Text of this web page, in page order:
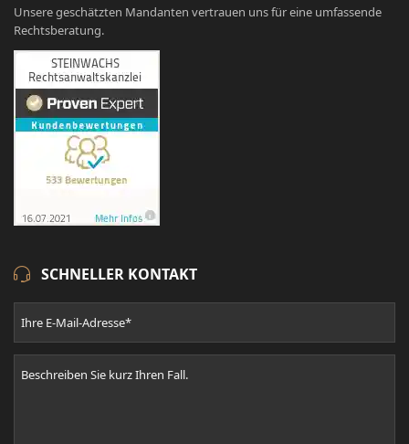
Unsere geschätzten Mandanten vertrauen uns für eine umfassende
Rechtsberatung.
SCHNELLER KONTAKT